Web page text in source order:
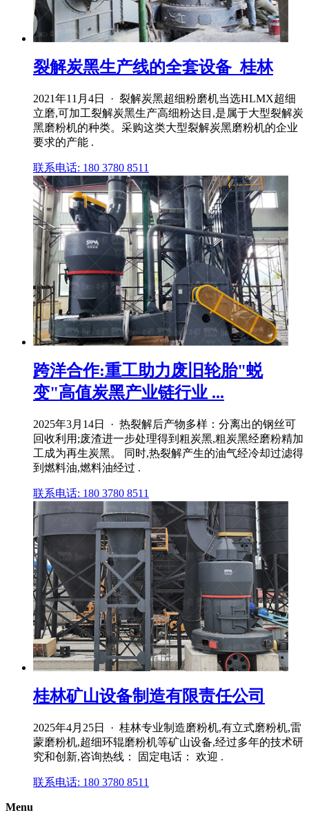
裂解炭黑生产线的全套设备_桂林
2021年11月4日 · 裂解炭黑超细粉磨机当选HLMX超细
立磨,可加工裂解炭黑生产高细粉达目,是属于大型裂解炭
黑磨粉机的种类。采购这类大型裂解炭黑磨粉机的企业
要求的产能 .
联系电话: 180 3780 8511
跨洋合作:重工助力废旧轮胎"蜕
变"高值炭黑产业链行业 ...
2025年3月14日 · 热裂解后产物多样：分离出的钢丝可
回收利用;废渣进一步处理得到粗炭黑,粗炭黑经磨粉精加
工成为再生炭黑。 同时,热裂解产生的油气经冷却过滤得
到燃料油,燃料油经过 .
联系电话: 180 3780 8511
桂林矿山设备制造有限责任公司
2025年4月25日 · 桂林专业制造磨粉机,有立式磨粉机,雷
蒙磨粉机,超细环辊磨粉机等矿山设备,经过多年的技术研
究和创新,咨询热线： 固定电话： 欢迎 .
联系电话: 180 3780 8511
Menu